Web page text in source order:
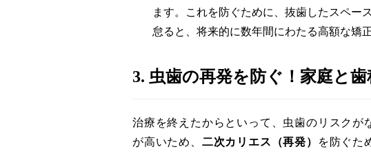
ます。これを防ぐために、抜歯したスペー
怠ると、将来的に数年間にわたる高額な矯
3. 虫歯の再発を防ぐ！家庭と
治療を終えたからといって、虫歯のリスクが
が高いため、 二次カリエス（再発） を防ぐた